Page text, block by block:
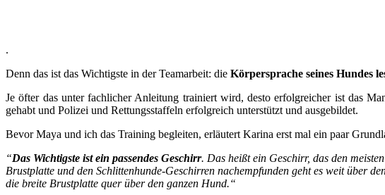
.
Denn das ist das Wichtigste in der Teamarbeit: die Körpersprache seines Hundes
Je öfter das unter fachlicher Anleitung trainiert wird, desto erfolgreicher ist das
gehabt und Polizei und Rettungsstaffeln erfolgreich unterstützt und ausgebildet.
Bevor Maya und ich das Training begleiten, erläutert Karina erst mal ein paar
“Das Wichtigste ist ein passendes Geschirr. Das heißt ein Geschirr, das den
Brustplatte und den Schlittenhunde-Geschirren nachempfunden geht es weit über
die breite Brustplatte quer über den ganzen Hund.“